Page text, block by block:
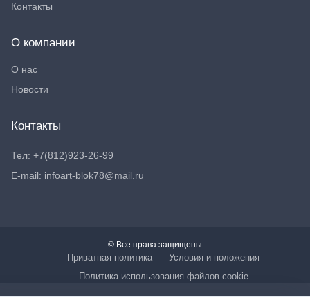
Контакты
О компании
О нас
Новости
Контакты
Тел: +7(812)923-26-99
E-mail: infoart-blok78@mail.ru
© Все права защищены
Приватная политика
Условия и положения
Политика использования файлов cookie